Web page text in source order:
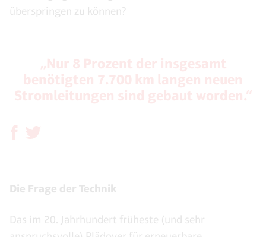
überspringen zu können?
Die Frage der Technik
Das im 20. Jahrhundert früheste (und sehr